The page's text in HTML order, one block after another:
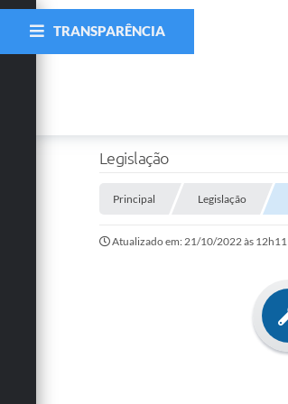
TRANSPARÊNCIA
Legislação
Principal Legislação
Atualizado em: 21/10/2022 às 12h11